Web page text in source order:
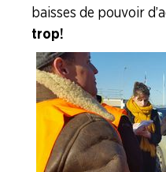
baisses de pouvoir
trop !